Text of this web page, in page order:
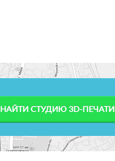
НАЙТИ СТУДИЮ 3D-ПЕЧАТИ